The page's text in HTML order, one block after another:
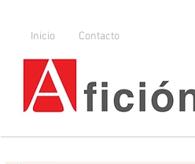
Inicio Contacto